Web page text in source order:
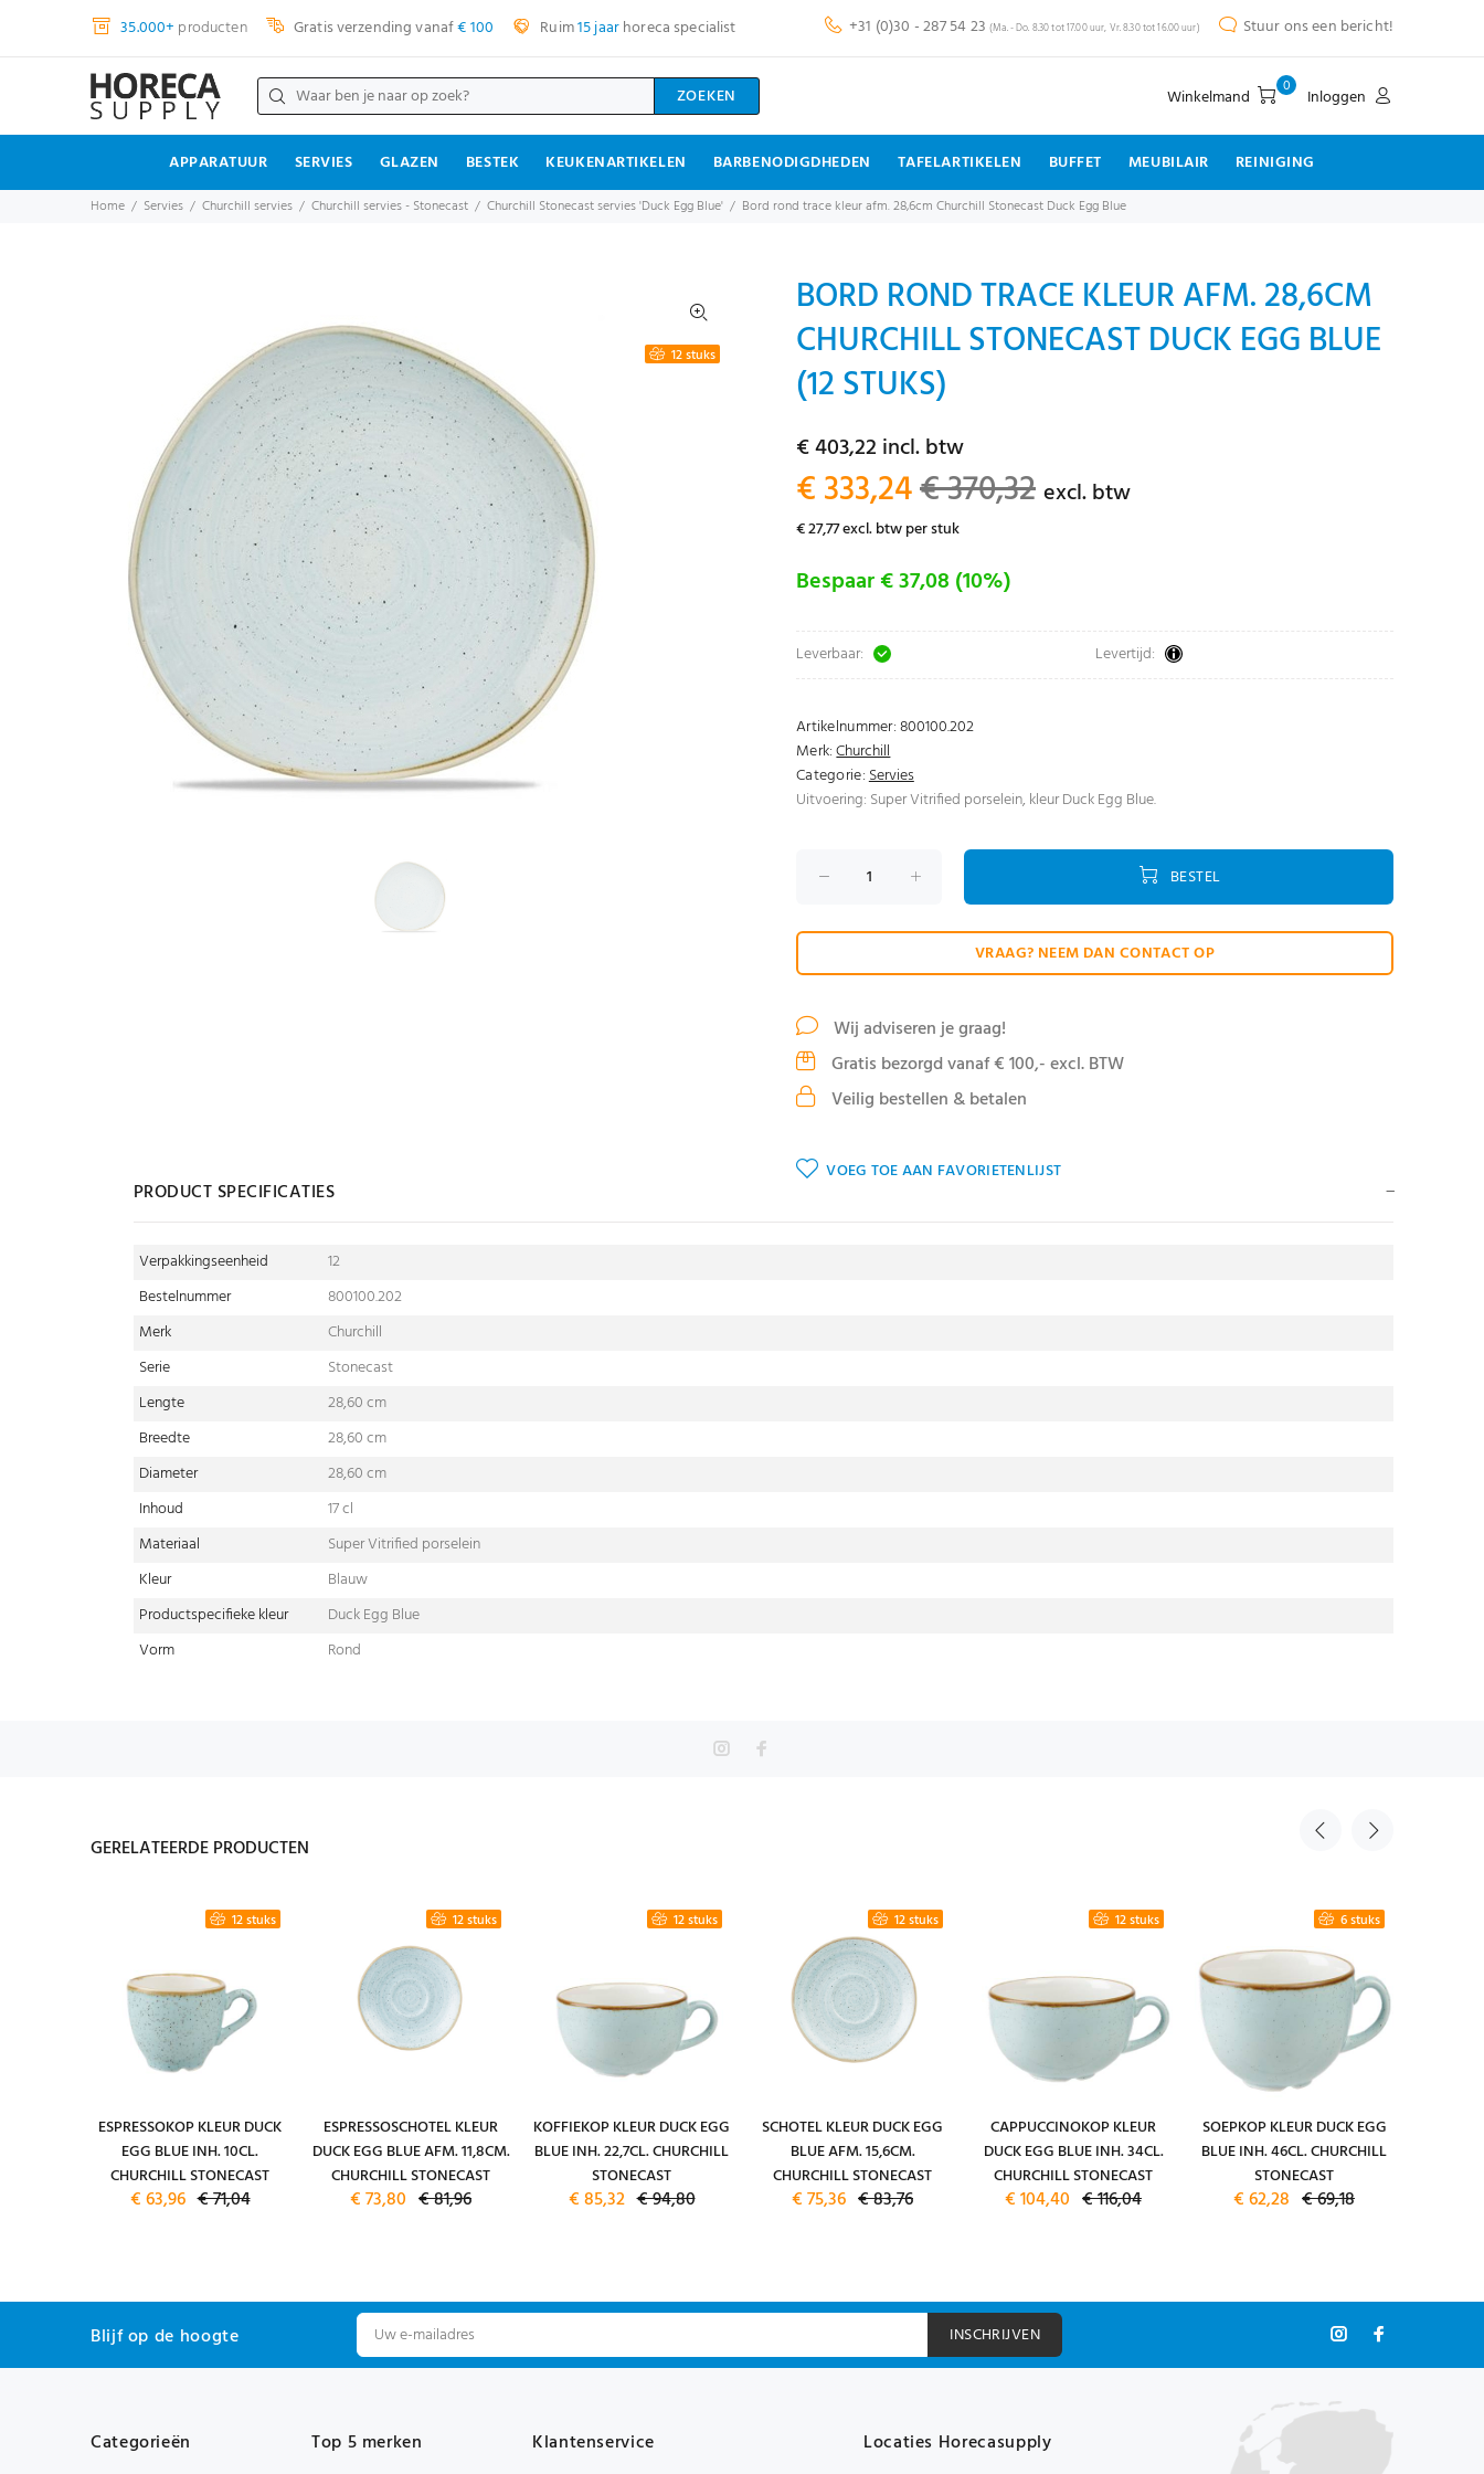
35.000+ producten Gratis verzending vanaf€ 100 Ruim15 jaarhoreca specialist +31 (0)30 - 287 54 23 (Ma. - Do. 8.30 tot 17.00 uur, Vr. 8.30 tot 16.00 uur) Stuur ons een bericht!
ZOEKEN Winkelmand 0 Inloggen
APPARATUUR SERVIES GLAZEN BESTEK KEUKENARTIKELEN BARBENODIGDHEDEN TAFELARTIKELEN BUFFET MEUBILAIR REINIGING
Home Servies Churchill servies Churchill servies - Stonecast Churchill Stonecast servies 'Duck Egg Blue' Bord rond trace kleur afm. 28,6cm Churchill Stonecast Duck Egg Blue
12 stuks
BORD ROND TRACE KLEUR AFM. 28,6CM
CHURCHILL STONECAST DUCK EGG BLUE
(12 STUKS)
€ 403,22 incl. btw
€ 333,24€ 370,32 excl. btw
€ 27,77 excl. btw per stuk
Bespaar € 37,08 (10%)
Leverbaar: Levertijd:
Artikelnummer:800100.202
Merk:Churchill
Categorie:Servies
Uitvoering: Super Vitrified porselein, kleur Duck Egg Blue.
BESTEL
VRAAG? NEEM DAN CONTACT OP
Wij adviseren je graag!
Gratis bezorgd vanaf € 100,- excl. BTW
Veilig bestellen & betalen
VOEG TOE AAN FAVORIETENLIJST
PRODUCT SPECIFICATIES
Verpakkingseenheid
12
Bestelnummer
800100.202
Merk
Churchill
Serie
Stonecast
Lengte
28,60 cm
Breedte
28,60 cm
Diameter
28,60 cm
Inhoud
17 cl
Materiaal
Super Vitrified porselein
Kleur
Blauw
Productspecifieke kleur
Duck Egg Blue
Vorm
Rond
GERELATEERDE PRODUCTEN
12 stuks
ESPRESSOKOP KLEUR DUCK
EGG BLUE INH. 10CL.
CHURCHILL STONECAST
€ 63,96 € 71,04
12 stuks
ESPRESSOSCHOTEL KLEUR
DUCK EGG BLUE AFM. 11,8CM.
CHURCHILL STONECAST
€ 73,80 € 81,96
12 stuks
KOFFIEKOP KLEUR DUCK EGG
BLUE INH. 22,7CL. CHURCHILL
STONECAST
€ 85,32 € 94,80
12 stuks
SCHOTEL KLEUR DUCK EGG
BLUE AFM. 15,6CM.
CHURCHILL STONECAST
€ 75,36 € 83,76
12 stuks
CAPPUCCINOKOP KLEUR
DUCK EGG BLUE INH. 34CL.
CHURCHILL STONECAST
€ 104,40 € 116,04
6 stuks
SOEPKOP KLEUR DUCK EGG
BLUE INH. 46CL. CHURCHILL
STONECAST
€ 62,28 € 69,18
Blijf op de hoogte INSCHRIJVEN
Categorieën Top 5 merken Klantenservice Locaties Horecasupply